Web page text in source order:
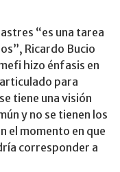
“es una tarea
Ricardo Bucio
hizo énfasis en
para
tiene una visión
y no se tienen los
el momento en que
corresponder a